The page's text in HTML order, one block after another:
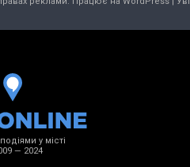
у місті
— 2024